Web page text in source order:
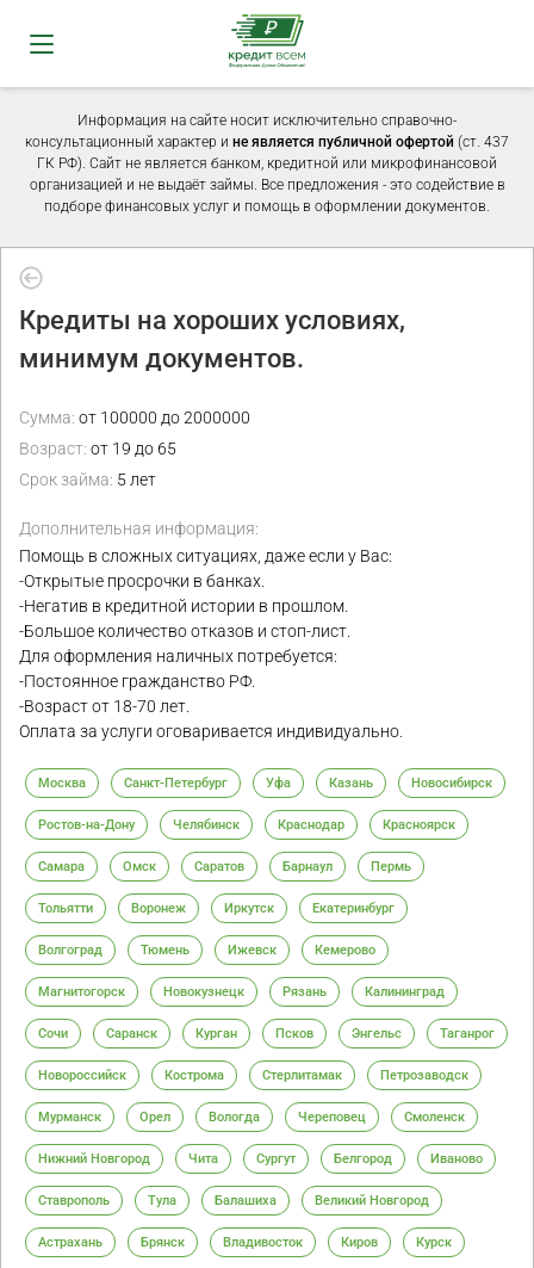
Информация на сайте носит исключительно справочно-
консультационный характер и не является публичной офертой (ст. 437
ГК РФ). Сайт не является банком, кредитной или микрофинансовой
организацией и не выдаёт займы. Все предложения - это содействие в
подборе финансовых услуг и помощь в оформлении документов.
Кредиты на хороших условиях,
минимум документов.
Сумма: от 100000 до 2000000
Возраст: от 19 до 65
Срок займа: 5 лет
Дополнительная информация:
Помощь в сложных ситуациях, даже если у Вас:
-Открытые просрочки в банках.
-Негатив в кредитной истории в прошлом.
-Большое количество отказов и стоп-лист.
Для оформления наличных потребуется:
-Постоянное гражданство РФ.
-Возраст от 18-70 лет.
Оплата за услуги оговаривается индивидуально.
Москва Санкт-Петербург Уфа Казань Новосибирск
Ростов-на-Дону Челябинск Краснодар Красноярск
Самара Омск Саратов Барнаул Пермь
Тольятти Воронеж Иркутск Екатеринбург
Волгоград Тюмень Ижевск Кемерово
Магнитогорск Новокузнецк Рязань Калининград
Сочи Саранск Курган Псков Энгельс Таганрог
Новороссийск Кострома Стерлитамак Петрозаводск
Мурманск Орел Вологда Череповец Смоленск
Нижний Новгород Чита Сургут Белгород Иваново
Ставрополь Тула Балашиха Великий Новгород
Астрахань Брянск Владивосток Киров Курск